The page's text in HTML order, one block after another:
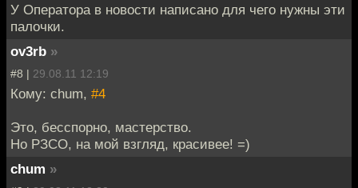
У Оператора в новости написано для чего нужны эти
палочки.
ov3rb »
#8 | 29.08.11 12:19
Кому: chum, #4
Это, бесспорно, мастерство.
Но РЗСО, на мой взгляд, красивее! =)
chum »